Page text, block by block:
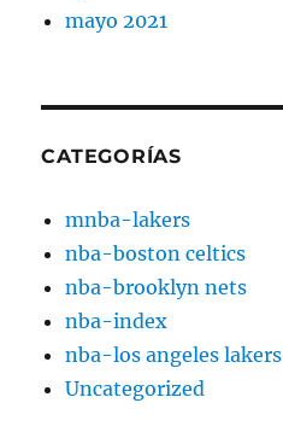
mayo 2021
CATEGORÍAS
mnba-lakers
nba-boston celtics
nba-brooklyn nets
nba-index
nba-los angeles lakers
Uncategorized